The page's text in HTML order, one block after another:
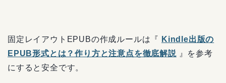
固定レイアウトEPUBの作成ルールは『 Kindle出版の
EPUB形式とは？作り方と注意点を徹底解説』を参考
にすると安全です。